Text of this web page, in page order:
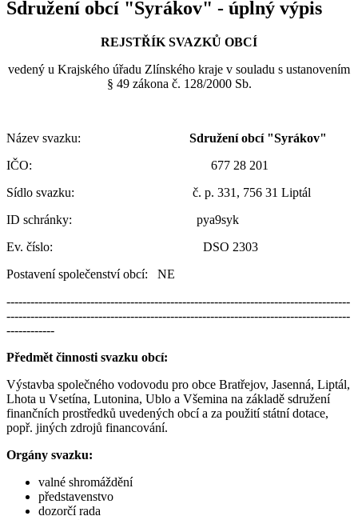
Sdružení obcí "Syrákov" - úplný výpis
REJSTŘÍK SVAZKŮ OBCÍ
vedený u Krajského úřadu Zlínského kraje v souladu s ustanovením
§ 49 zákona č. 128/2000 Sb.
Název svazku: Sdružení obcí "Syrákov"
IČO: 677 28 201
Sídlo svazku: č. p. 331, 756 31 Liptál
ID schránky: pya9syk
Ev. číslo: DSO 2303
Postavení společenství obcí: NE
--------------------------------------------------------------------------------------
--------------------------------------------------------------------------------------
------------
Předmět činnosti svazku obcí:
Výstavba společného vodovodu pro obce Bratřejov, Jasenná, Liptál,
Lhota u Vsetína, Lutonina, Ublo a Všemina na základě sdružení
finančních prostředků uvedených obcí a za použití státní dotace,
popř. jiných zdrojů financování.
Orgány svazku:
valné shromáždění
představenstvo
dozorčí rada